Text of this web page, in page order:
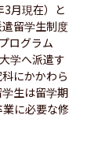
月現在）と
留学生制度
ログラム
学へ派遣す
にかかわら
生は留学期
に必要な修